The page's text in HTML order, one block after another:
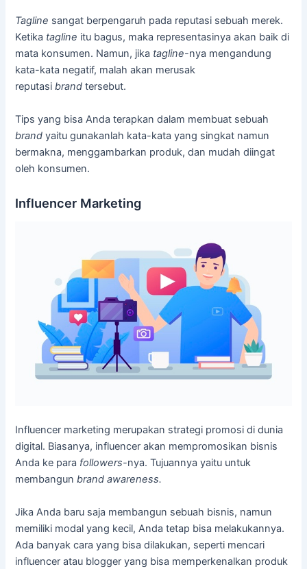
Tagline sangat berpengaruh pada reputasi sebuah merek.
Ketika tagline itu bagus, maka representasinya akan baik di
mata konsumen. Namun, jika tagline-nya mengandung
kata-kata negatif, malah akan merusak
reputasibrandtersebut.
Tips yang bisa Anda terapkan dalam membuat sebuah
brandyaitu gunakanlah kata-kata yang singkat namun
bermakna, menggambarkan produk, dan mudah diingat
oleh konsumen.
Influencer Marketing
Influencer marketing merupakan strategi promosi di dunia
digital. Biasanya, influencer akan mempromosikan bisnis
Anda ke para followers-nya. Tujuannya yaitu untuk
membangunbrand awareness.
Jika Anda baru saja membangun sebuah bisnis, namun
memiliki modal yang kecil, Anda tetap bisa melakukannya.
Ada banyak cara yang bisa dilakukan, seperti mencari
influencer atau blogger yang bisa memperkenalkan produk